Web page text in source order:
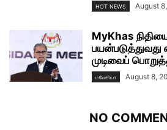
HOT NEWS August
MyKhas
பயன்படுத்துவது
முடிவைப்
மலேசியா August 8,
NO